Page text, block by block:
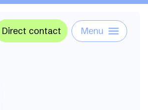
Direct contact Menu